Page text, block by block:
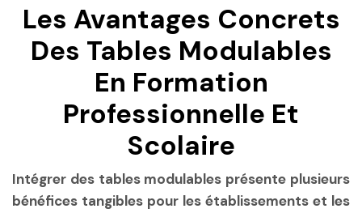
Les Avantages Concrets
Des Tables Modulables
En Formation
Professionnelle Et
Scolaire
Intégrer des tables modulables présente plusieurs
bénéfices tangibles pour les établissements et les